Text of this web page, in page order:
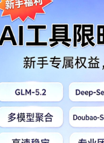
转发到动态